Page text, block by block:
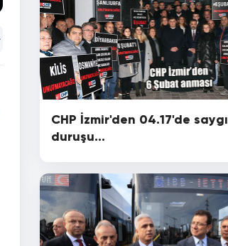
CHP İzmir'den 04.17'de saygı
duruşu...